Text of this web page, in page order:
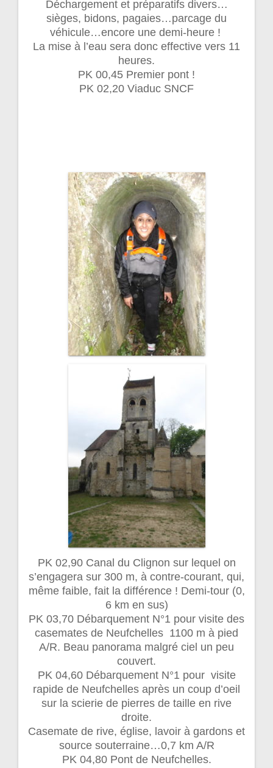
Déchargement et préparatifs divers…
sièges, bidons, pagaies…parcage du
véhicule…encore une demi-heure !
La mise à l’eau sera donc effective vers 11
heures.
PK 00,45 Premier pont !
PK 02,20 Viaduc SNCF
PK 02,90 Canal du Clignon sur lequel on
s’engagera sur 300 m, à contre-courant, qui,
même faible, fait la différence ! Demi-tour (0,
6 km en sus)
PK 03,70 Débarquement N°1 pour visite des
casemates de Neufchelles 1100 m à pied
A/R. Beau panorama malgré ciel un peu
couvert.
PK 04,60 Débarquement N°1 pour visite
rapide de Neufchelles après un coup d’oeil
sur la scierie de pierres de taille en rive
droite.
Casemate de rive, église, lavoir à gardons et
source souterraine…0,7 km A/R
PK 04,80 Pont de Neufchelles.